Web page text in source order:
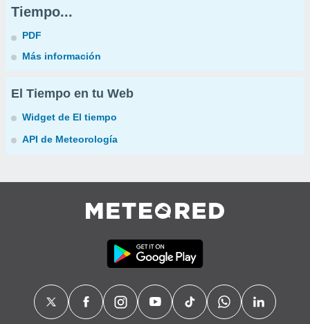
Tiempo...
PDF
Más información
El Tiempo en tu Web
Widget de El tiempo
API de Meteorología